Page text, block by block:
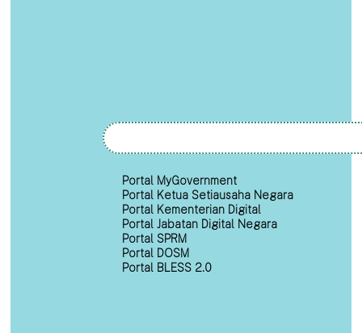
Portal MyGovernment
Portal Ketua Setiausaha Negara
Portal Kementerian Digital
Portal Jabatan Digital Negara
Portal SPRM
Portal DOSM
Portal BLESS 2.0